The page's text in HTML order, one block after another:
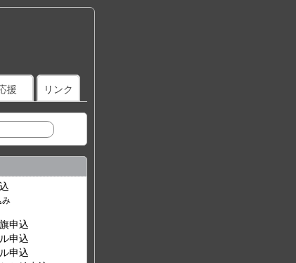
援 リンク
申込
申込
申込